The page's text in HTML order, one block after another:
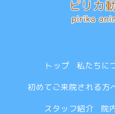
トップ 私たちに
初めてご来院される方
スタッフ紹介
院